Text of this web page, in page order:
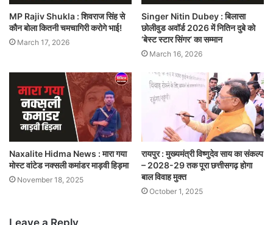
MP Rajiv Shukla : शिवराज सिंह से
कौन बोला कितनी चमचागिरी करोगे भाई!
March 17, 2026
Singer Nitin Dubey : बिलासा
छोलीवुड अवॉर्ड 2026 में नितिन दुबे को
‘बेस्ट स्टार सिंगर’ का सम्मान
March 16, 2026
Naxalite Hidma News : मारा गया
मोस्ट वांटेड नक्सली कमांडर माड़वी हिड़मा
November 18, 2025
रायपुर : मुख्यमंत्री विष्णुदेव साय का संकल्प
– 2028-29 तक पूरा छत्तीसगढ़ होगा
बाल विवाह मुक्त
October 1, 2025
Leave a Reply